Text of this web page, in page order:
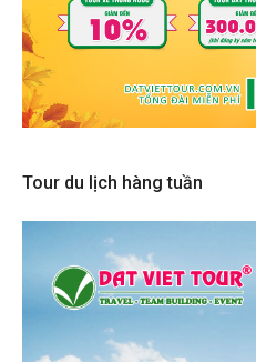
Tour du lịch hàng tuần